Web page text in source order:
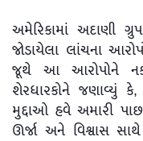
અમેરિકામાં અદાણી
જોડાયેલા લાંચના
જૂથે આ આરોપોને
શેરધારકોને જણાવ્યું કે,
મુદ્દાઓ હવે અમારી
ઊર્જા અને વિશ્વાસ